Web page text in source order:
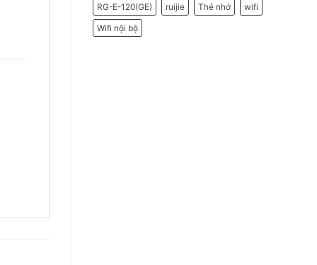
RG-E-120(GE)
ruijie Thẻ nhớ
wifi
Wifi nội bộ